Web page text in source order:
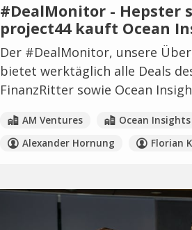
#DealMonitor - Hepster
project44 kauft Ocean
Der #DealMonitor, unsere
bietet werktäglich alle Deals
FinanzRitter sowie Ocean
AM Ventures Ocean Insights
Alexander Hornung
Florian